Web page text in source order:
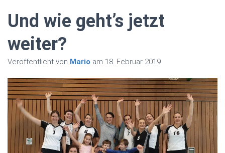
Und wie geht’s jetzt
weiter?
Veröffentlicht von Mario am 18. Februar 2019